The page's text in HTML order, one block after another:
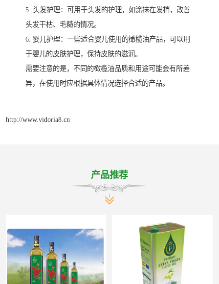
5. 头发护理：可用于头发的护理，如涂抹在发梢，改善
头发干枯、毛糙的情况。
6. 婴儿护理：一些适合婴儿使用的橄榄油产品，可以用
于婴儿的皮肤护理，保持皮肤的滋润。
需要注意的是，不同的橄榄油品质和用途可能会有所差
异，在使用时应根据具体情况选择合适的产品。
http://www.vidoria8.cn
产品推荐